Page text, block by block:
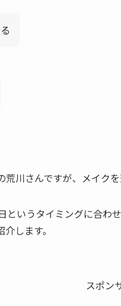
川さんですが、メイク
というタイミングに合わ
介します。
スポン